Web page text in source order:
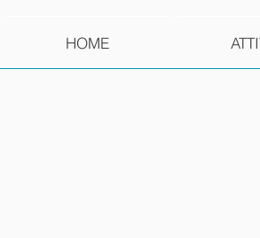
HOME